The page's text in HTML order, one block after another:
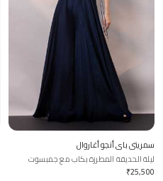
سمريتي باي أنجو أغاروال
ليلة الحديقة المطرزة بكاب مع جمبسوت
₹25,500